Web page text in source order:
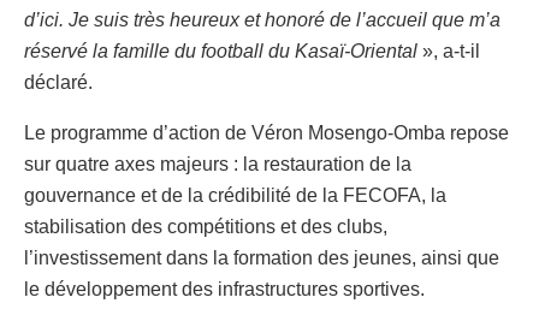
d’ici. Je suis très heureux et honoré de l’accueil que m’a
réservé la famille du football du Kasaï-Oriental », a-t-il
déclaré.
Le programme d’action de Véron Mosengo-Omba repose
sur quatre axes majeurs : la restauration de la
gouvernance et de la crédibilité de la FECOFA, la
stabilisation des compétitions et des clubs,
l’investissement dans la formation des jeunes, ainsi que
le développement des infrastructures sportives.